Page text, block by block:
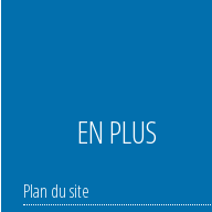
EN PLUS
Plan du site